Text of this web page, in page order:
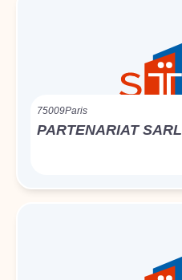
75009Paris
PARTENARIAT SARL